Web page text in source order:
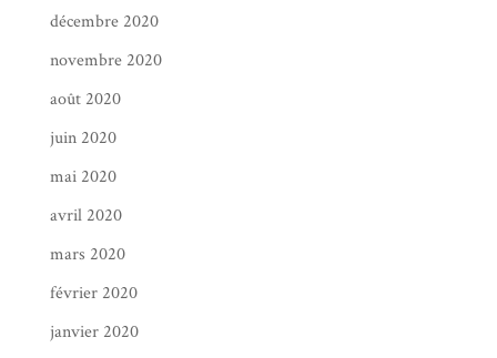
décembre 2020
novembre 2020
août 2020
juin 2020
mai 2020
avril 2020
mars 2020
février 2020
janvier 2020